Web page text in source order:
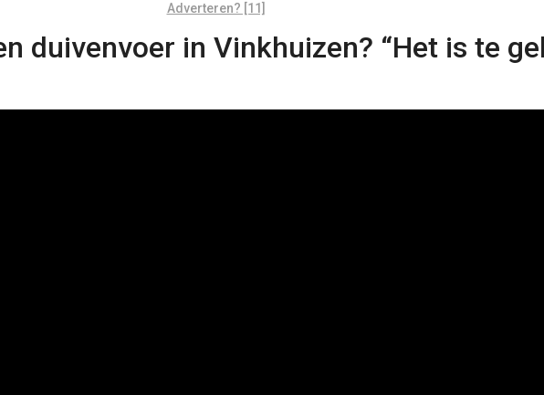
Adverteren? [11]
duivenvoer in Vinkhuizen? “Het is te